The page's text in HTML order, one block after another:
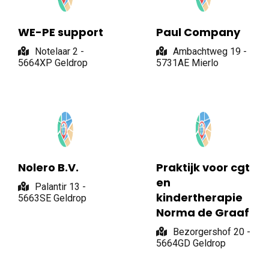
WE-PE support
Notelaar 2 -
5664XP Geldrop
Paul Company
Ambachtweg 19 -
5731AE Mierlo
Nolero B.V.
Palantir 13 -
5663SE Geldrop
Praktijk voor cgt
en
kindertherapie
Norma de Graaf
Bezorgershof 20 -
5664GD Geldrop